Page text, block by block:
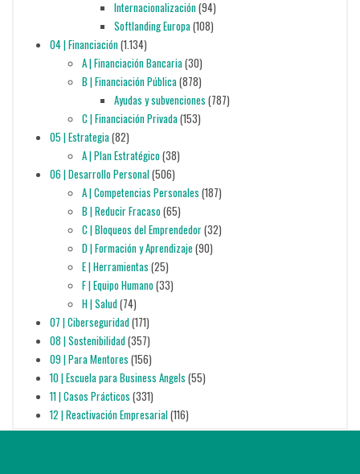
Internacionalización(94)
Softlanding Europa(108)
04 | Financiación(1.134)
A | Financiación Bancaria(30)
B | Financiación Pública(878)
Ayudas y subvenciones (787)
C | Financiación Privada(153)
05 | Estrategia(82)
A | Plan Estratégico(38)
06 | Desarrollo Personal(506)
A | Competencias Personales (187)
B | Reducir Fracaso(65)
C | Bloqueos del Emprendedor(32)
D | Formación y Aprendizaje (90)
E | Herramientas (25)
F | Equipo Humano(33)
H | Salud(74)
07 | Ciberseguridad(171)
08 | Sostenibilidad(357)
09 | Para Mentores (156)
10 | Escuela para Business Angels (55)
11 | Casos Prácticos (331)
12 | Reactivación Empresarial(116)